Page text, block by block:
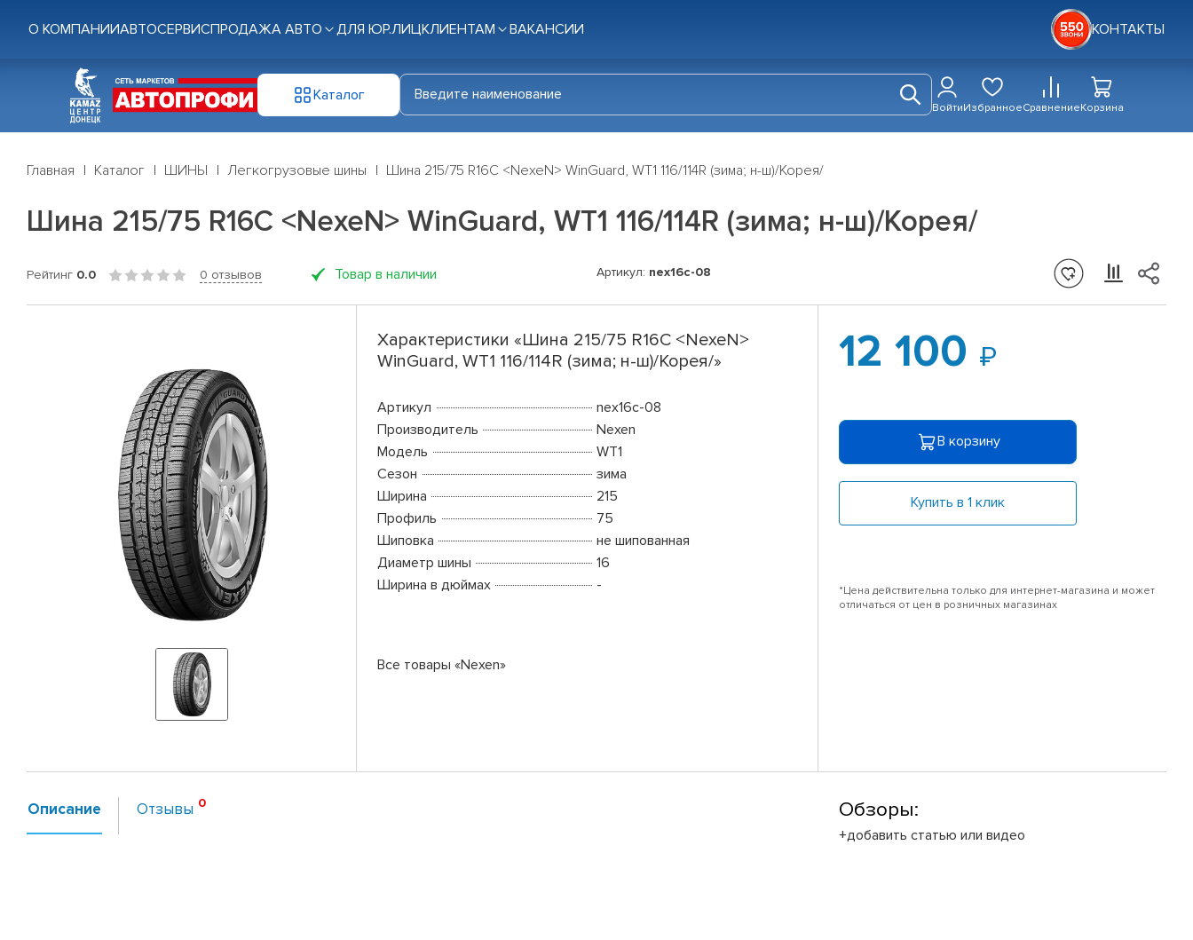
О КОМПАНИИАВТОСЕРВИСПРОДАЖА АВТО ДЛЯ ЮР.ЛИЦКЛИЕНТАМ ВАКАНСИИ КОНТАКТЫ
Каталог
ВойтиИзбранноеСравнениеКорзина
Главная Каталог ШИНЫ Легкогрузовые шины Шина 215/75 R16C <NexeN> WinGuard, WT1 116/114R (зима; н-ш)/Корея/
Шина 215/75 R16C <NexeN> WinGuard, WT1 116/114R (зима; н-ш)/Корея/
Рейтинг 0.0 0 отзывов Товар в наличии Артикул: nex16c-08
Характеристики «Шина 215/75 R16C <NexeN>
WinGuard, WT1 116/114R (зима; н-ш)/Корея/»
Артикул
nex16c-08
Производитель
Nexen
Модель
WT1
Сезон
зима
Ширина
215
Профиль
75
Шиповка
не шипованная
Диаметр шины
16
Ширина в дюймах
-
Все товары «Nexen»
12 100
В корзину
Купить в 1 клик
*Цена действительна только для интернет-магазина и может
отличаться от цен в розничных магазинах
Описание Отзывы Обзоры:
+добавить статью или видео